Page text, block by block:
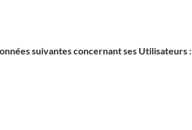
suivantes concernant ses Utilisateurs :